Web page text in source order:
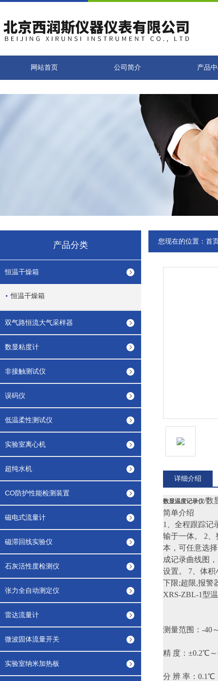
网站首页 公司简介 产品
产品分类
恒温干燥箱
恒温干燥箱
双气路恒流大气采样器
数显粘度计
非接触测试仪
误码仪
低温柔性测试仪
实验室离心机
超纯水机
CO防护性能检测装置
磁电式流量计
磁滞回线实验仪
石灰活性度检测仪
张力全自动测定仪
雷达流量计
微波固体流量开关
实验室纳米加热板
您现在的位置： 首
详细介绍
数显温度记录仪/数
简单介绍
1、全程跟踪记
输于一体。 2
本，可任意选
成记录曲线图
设置。 7、体
下限;超限,报警
XRS-ZBL-1型
测量范围： -40
精 度：±0.2℃
分 辨 率：0.1℃